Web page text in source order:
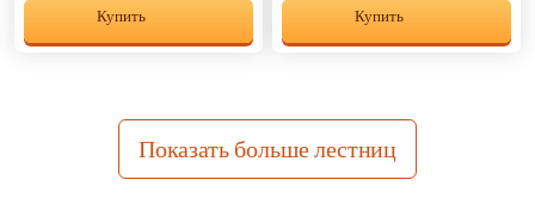
Купить
Купить
Показать больше лестниц